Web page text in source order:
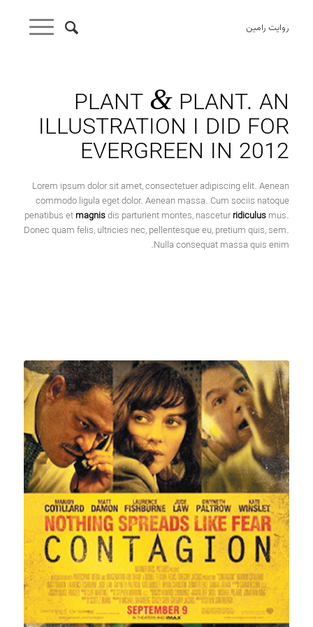
روایت رامین
PLANT & PLANT. AN
ILLUSTRATION I DID FOR
EVERGREEN IN 2012
Lorem ipsum dolor sit amet, consectetuer adipiscing elit. Aenean
commodo ligula eget dolor. Aenean massa. Cum sociis natoque
penatibus etmagnisdis parturient montes, nasceturridiculusmus.
Donec quam felis, ultricies nec, pellentesque eu, pretium quis, sem.
Nulla consequat massa quis enim.